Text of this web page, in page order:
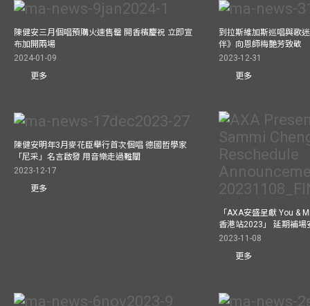
陳健安三月個唱預購火速售罄 開香檳慶祝 立即宣
布加開兩場
2024-01-09
更多
到拉斯維加斯巡唱與歌
伴》向恩師梅艷芳致敬
2023-12-31
更多
陳健安明年3月麥花臣舉行首次個唱 德國哲學家
「尼采」名言啟發 用音樂走過難關
2023-12-17
更多
「AXA安盛呈獻 You &
香港站2023」 延期補場
2023-11-08
更多